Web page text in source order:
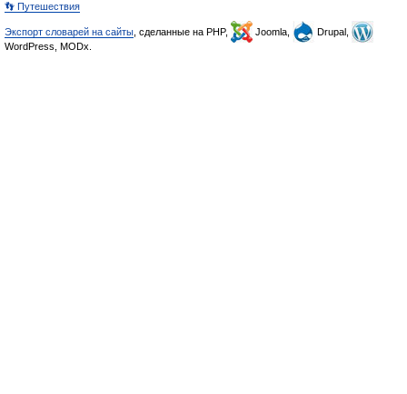
👣 Путешествия
Экспорт словарей на сайты , сделанные на PHP, Joomla,
Drupal,
WordPress, MODx.